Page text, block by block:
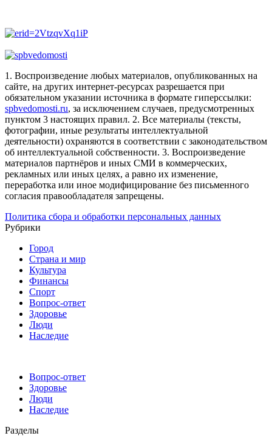
1. Воспроизведение любых материалов, опубликованных на
сайте, на других интернет-ресурсах разрешается при
обязательном указании источника в формате гиперссылки:
spbvedomosti.ru, за исключением случаев, предусмотренных
пунктом 3 настоящих правил. 2. Все материалы (тексты,
фотографии, иные результаты интеллектуальной
деятельности) охраняются в соответствии с законодательством
об интеллектуальной собственности. 3. Воспроизведение
материалов партнёров и иных СМИ в коммерческих,
рекламных или иных целях, а равно их изменение,
переработка или иное модифицирование без письменного
согласия правообладателя запрещены.
Политика сбора и обработки персональных данных
Рубрики
Город
Страна и мир
Культура
Финансы
Спорт
Вопрос-ответ
Здоровье
Люди
Наследие
Вопрос-ответ
Здоровье
Люди
Наследие
Разделы